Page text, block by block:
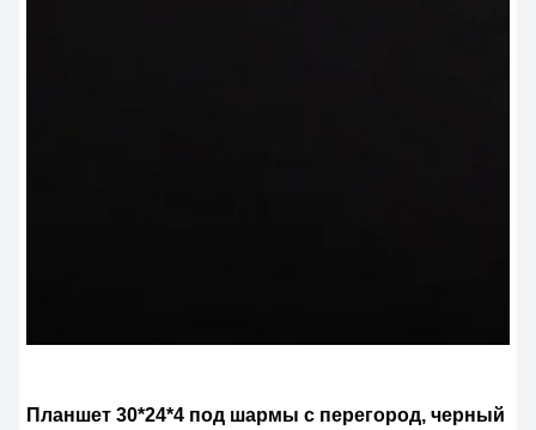
Планшет 30*24*4 под шармы с перегород, черный